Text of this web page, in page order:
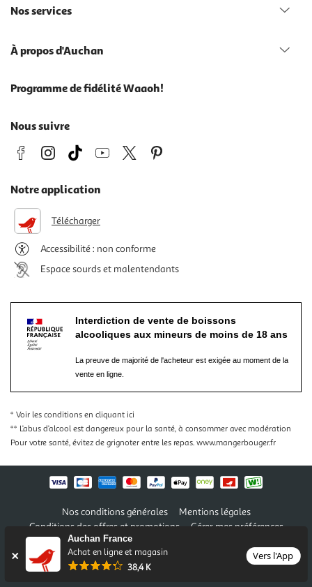
Auchan France
Achat en ligne et magasin
38,4 K
Vers l'App
Nos services
À propos d'Auchan
Programme de fidélité Waaoh!
Nous suivre
Notre application
Télécharger
Accessibilité : non conforme
Espace sourds et malentendants
Interdiction de vente de boissons
alcooliques aux mineurs de moins de 18 ans
La preuve de majorité de l'acheteur est exigée au moment de la
vente en ligne.
* Voir les conditions en cliquant ici
** L’abus d’alcool est dangereux pour la santé, à consommer avec modération
Pour votre santé, évitez de grignoter entre les repas. www.mangerbouger.fr
Nos conditions générales
Mentions légales
Conditions des offres et promotions
Gérer mes préférences
Politique de confidentialité
Auchan 2026 © Tous droits réservés